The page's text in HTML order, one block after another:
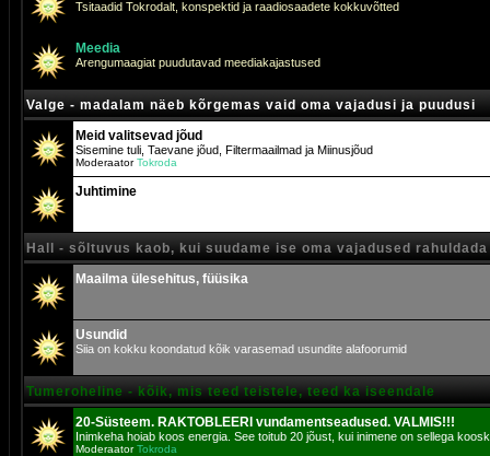
Tsitaadid Tokrodalt, konspektid ja raadiosaadete kokkuvõtted
Meedia
Arengumaagiat puudutavad meediakajastused
Valge - madalam näeb kõrgemas vaid oma vajadusi ja puudusi
Meid valitsevad jõud
Sisemine tuli, Taevane jõud, Filtermaailmad ja Miinusjõud
ModeraatorTokroda
Juhtimine
Hall - sõltuvus kaob, kui suudame ise oma vajadused rahuldada
Maailma ülesehitus, füüsika
Usundid
Siia on kokku koondatud kõik varasemad usundite alafoorumid
Tumeroheline - kõik, mis teed teistele, teed ka iseendale
20-Süsteem. RAKTOBLEERI vundamentseadused. VALMIS!!!
Inimkeha hoiab koos energia. See toitub 20 jõust, kui inimene on sellega
ModeraatorTokroda